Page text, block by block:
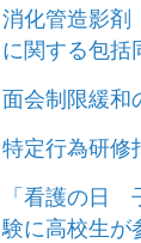
消化管造影剤
に関する包括
面会制限緩和
特定行為研修
「看護の日
験に高校生が